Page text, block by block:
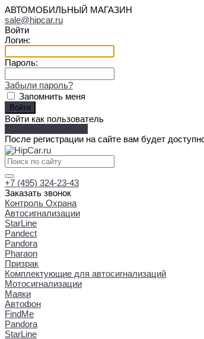
АВТОМОБИЛЬНЫЙ МАГАЗИН
sale@hipcar.ru
Войти
Логин:
Пароль:
Забыли пароль?
Запомнить меня
Войти как пользователь
После регистрации на сайте вам будет
+7 (495) 324-23-43
Заказать звонок
Контроль Охрана
Автосигнализации
StarLine
Pandect
Pandora
Pharaon
Призрак
Комплектующие для автосигнализаций
Мотосигнализации
Маяки
Автофон
FindMe
Pandora
StarLine